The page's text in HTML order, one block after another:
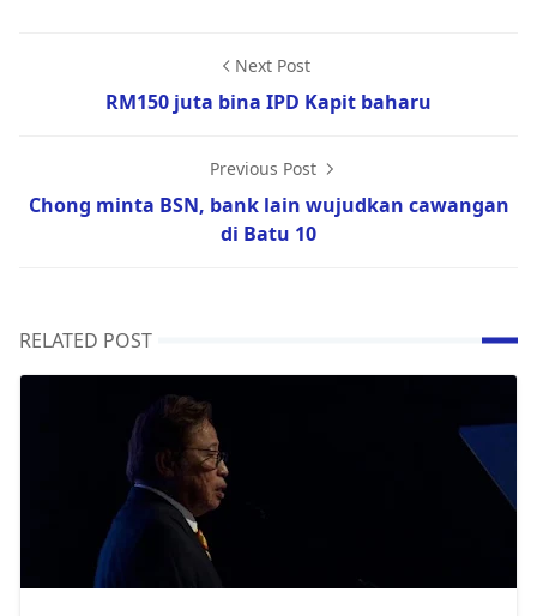
Next Post
RM150 juta bina IPD Kapit baharu
Previous Post
Chong minta BSN, bank lain wujudkan cawangan
di Batu 10
RELATED POST